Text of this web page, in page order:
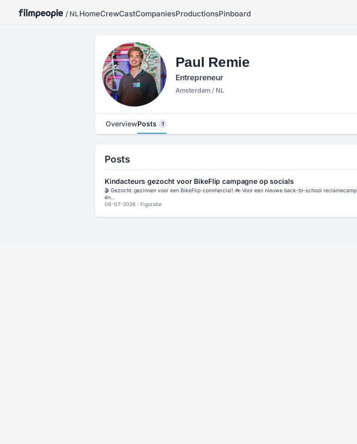
/ NLHomeCrewCastCompaniesProductionsPinboard
Paul Remie
Entrepreneur
Amsterdam / NL
OverviewPosts 1
Posts
Kindacteurs gezocht voor BikeFlip campagne op socials
🎬 Gezocht: gezinnen voor een BikeFlip-commercial! 🚲 Voor een nieuwe back-to-school
én...
08-07-2026 · Figuratie